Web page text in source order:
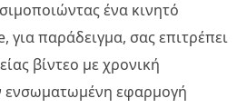
ένα κινητό
παράδειγμα, σας επιτρέπει
βίντεο με χρονική
ενσωματωμένη εφαρμογή